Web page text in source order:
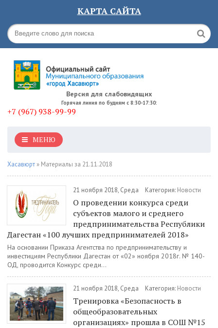
КАРТА САЙТА
Версия для слабовидящих
Горячая линия по будням с 8:30-17:30:
+7 (967) 938-99-99
МЕНЮ
Хасавюрт » Материалы за 21.11.2018
21 ноября 2018, Среда Категория: Новости
О проведении конкурса среди
субъектов малого и среднего
предпринимательства Республики
Дагестан «100 лучших предпринимателей 2018»
На основании Приказа Агентства по предпринимательству и
инвестициям Республики Дагестан от «02» ноября 2018г. № 140-
ОД, проводится Конкурс среди...
21 ноября 2018, Среда Категория: Новости
Тренировка «Безопасность в
общеобразовательных
организациях» прошла в СОШ №15